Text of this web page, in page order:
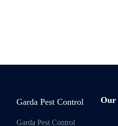
Garda Pest Control
Garda Pest Control
Our